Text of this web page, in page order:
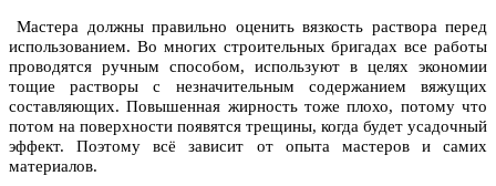
Мастера должны правильно оценить вязкость раствора перед
использованием. Во многих строительных бригадах все работы
проводятся ручным способом, используют в целях экономии
тощие растворы с незначительным содержанием вяжущих
составляющих. Повышенная жирность тоже плохо, потому что
потом на поверхности появятся трещины, когда будет усадочный
эффект. Поэтому всё зависит от опыта мастеров и самих
материалов.